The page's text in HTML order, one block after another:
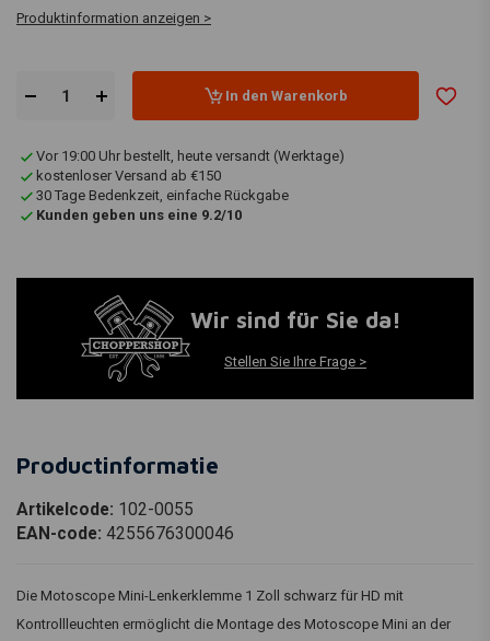
Produktinformation anzeigen >
In den Warenkorb
Vor 19:00 Uhr bestellt, heute versandt (Werktage)
kostenloser Versand ab €150
30 Tage Bedenkzeit, einfache Rückgabe
Kunden geben uns eine 9.2/10
Wir sind für Sie da!
Stellen Sie Ihre Frage >
Productinformatie
Artikelcode: 102-0055
EAN-code: 4255676300046
Die Motoscope Mini-Lenkerklemme 1 Zoll schwarz für HD mit
Kontrollleuchten ermöglicht die Montage des Motoscope Mini an der